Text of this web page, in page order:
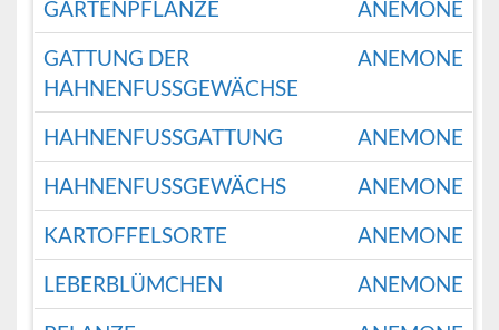
GARTENPFLANZE
ANEMONE
GATTUNG DER
HAHNENFUSSGEWÄCHSE
ANEMONE
HAHNENFUSSGATTUNG
ANEMONE
HAHNENFUSSGEWÄCHS
ANEMONE
KARTOFFELSORTE
ANEMONE
LEBERBLÜMCHEN
ANEMONE